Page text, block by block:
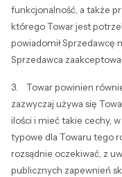
funkcjonalność, a także
którego Towar jest
powiadomił Sprzedawcę
Sprzedawca
3. Towar powinien
zazwyczaj używa się
ilości i mieć takie cechy,
typowe dla Towaru tego
rozsądnie oczekiwać, z
publicznych zapewnień